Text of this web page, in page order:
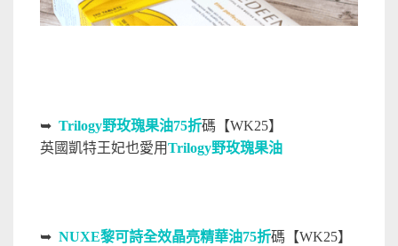
➥ Trilogy野玫瑰果油75折碼【WK25】
英國凱特王妃也愛用Trilogy野玫瑰果油
➥ NUXE黎可詩全效晶亮精華油75折碼【WK25】